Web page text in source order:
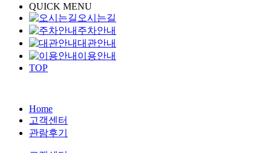
QUICK MENU
오시는길
주차안내
대관안내
이용안내
TOP
Home
고객센터
관람후기